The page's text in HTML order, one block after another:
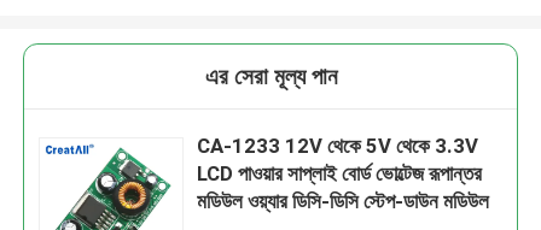
এর সেরা মূল্য পান
CA-1233 12V থেকে 5V থেকে 3.3V
LCD পাওয়ার সাপ্লাই বোর্ড ভোল্টেজ রূপান্তর
মডিউল ওয়্যার ডিসি-ডিসি স্টেপ-ডাউন মডিউল